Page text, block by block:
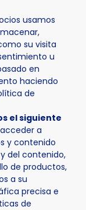
usamos
su visita
u
en
haciendo
de
el siguiente
a
y contenido
del contenido,
de productos,
a su
precisa e
de
EBAU